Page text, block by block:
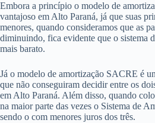
Embora a princípio o modelo de
vantajoso em Alto Paraná, já que suas
menores, quando consideramos que as
diminuindo, fica evidente que o sistema
mais barato.
Já o modelo de amortização SACRE é
que não conseguiram decidir entre os
em Alto Paraná. Além disso, quando
na maior parte das vezes o Sistema de
sendo o com menores juros dos três.